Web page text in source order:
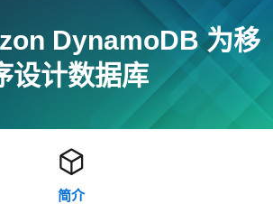
DynamoDB 为移
设计数据库
简介